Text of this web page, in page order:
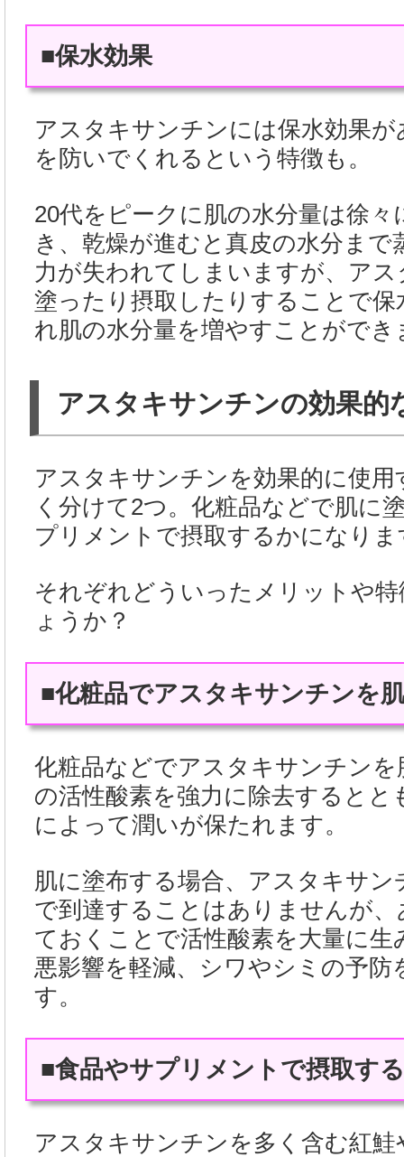
■保水効果
アスタキサンチンには保水効果が
を防いでくれるという特徴も。
20代をピークに肌の水分量は徐々
き、乾燥が進むと真皮の水分まで
力が失われてしまいますが、ア
塗ったり摂取したりすることで保
れ肌の水分量を増やすことができ
アスタキサンチンの効果的
アスタキサンチンを効果的に使用
く分けて2つ。化粧品などで肌に
プリメントで摂取するかになりま
それぞれどういったメリットや
ょうか？
■化粧品でアスタキサンチンを
化粧品などでアスタキサンチンを
の活性酸素を強力に除去するとと
によって潤いが保たれます。
肌に塗布する場合、アスタキサン
で到達することはありませんが
ておくことで活性酸素を大量に生
悪影響を軽減、シワやシミの予防
す。
■食品やサプリメントで摂取する
アスタキサンチンを多く含む紅